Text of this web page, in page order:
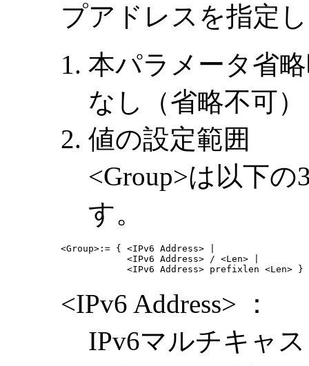
プアドレスを指定
本パラメータ省
なし（省略不可）
値の設定範囲
<Group>は以下
す。
<Group>:= { <IPv6 Address> |
            <IPv6 Address> / <Len> |
            <IPv6 Address> prefixlen <Len> }
<IPv6 Address> ：
IPv6マルチキャ